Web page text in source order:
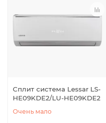
Сплит система Lessar LS-
HE09KDE2/LU-HE09KDE2
Очень мало